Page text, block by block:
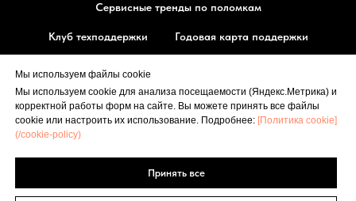
Мы используем файлы cookie
Мы используем cookie для анализа посещаемости (Яндекс.Метрика) и
корректной работы форм на сайте. Вы можете принять все файлы
cookie или настроить их использование. Подробнее: [Политика cookie]
(/cookie-policy)
Принять все
⭐ Оставить отзыв
Сервисные тренды по поломкам
Клуб техподдержки Годовая карта поддержки
РЕМОНТМТЗ.РФ
Политика конфиденциальности